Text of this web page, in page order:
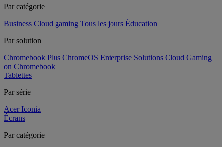
Par catégorie
Business Cloud gaming Tous les jours Éducation
Par solution
Chromebook Plus ChromeOS Enterprise Solutions Cloud Gaming
on Chromebook
Tablettes
Par série
Acer Iconia
Écrans
Par catégorie